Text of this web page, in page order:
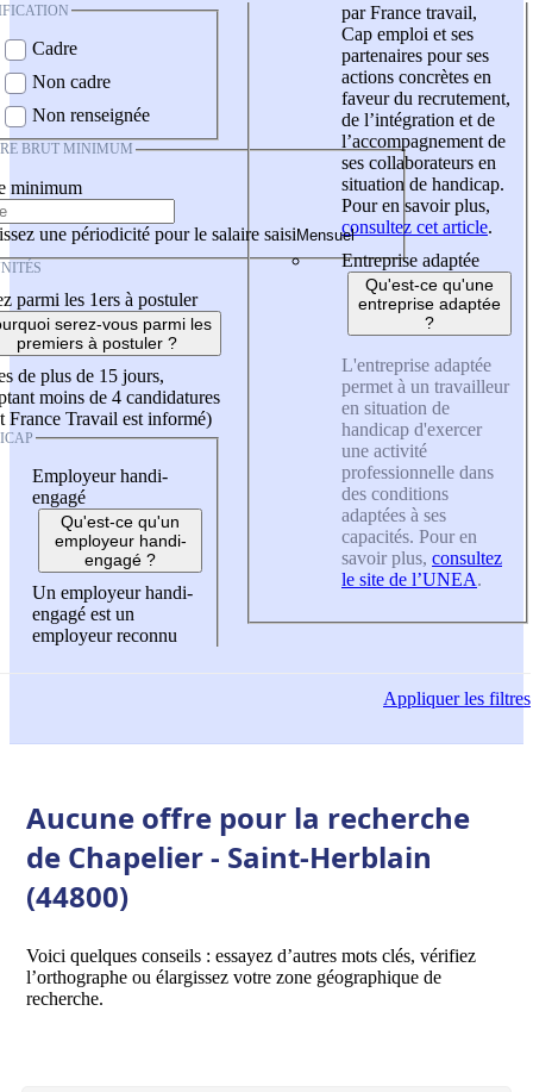
Cadre
Non cadre
Non renseignée
BRUT MINIMUM
minimum
une périodicité pour le salaire saisi
parmi les 1ers à postuler
serez-vous parmi les
premiers à postuler ?
de plus de 15 jours,
moins de 4 candidatures
France Travail est informé)
Employeur handi-
engagé
Qu'est-ce qu'un
employeur handi-
engagé ?
Un employeur handi-
engagé est un
employeur reconnu
par France travail,
Cap emploi et ses
partenaires pour ses
actions concrètes en
faveur du recrutement,
de l’intégration et de
l’accompagnement de
ses collaborateurs en
situation de handicap.
Pour en savoir plus,
consultez cet article.
Entreprise adaptée
Qu'est-ce qu'une
entreprise adaptée
?
L'entreprise adaptée
permet à un travailleur
en situation de
handicap d'exercer
une activité
professionnelle dans
des conditions
adaptées à ses
capacités. Pour en
savoir plus, consultez
le site de l’UNEA.
Appliquerles filtres
Aucune offre pour la recherche
de Chapelier - Saint-Herblain
(44800)
Voici quelques conseils : essayez d’autres mots clés, vérifiez
l’orthographe ou élargissez votre zone géographique de
recherche.